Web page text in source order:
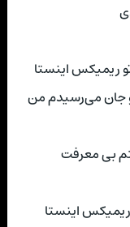
ریمیکس اینستا
جان می‌رسیدم من
بی معرفت
اینستا